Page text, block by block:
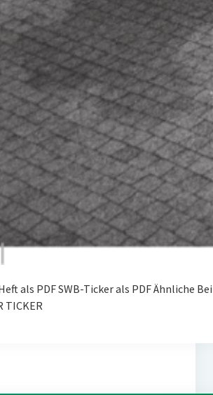
als PDF SWB-Ticker als PDF Ähnliche
TICKER